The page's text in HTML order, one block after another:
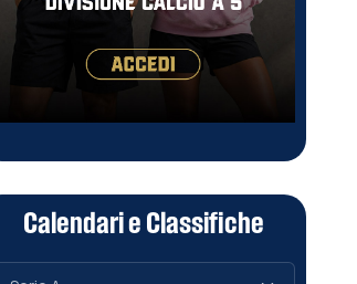
Calendari e Classifiche